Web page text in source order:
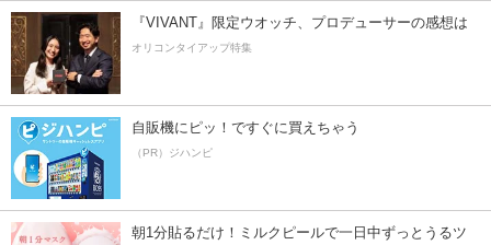
『VIVANT』限定ウオッチ、プロデューサーの感想は
オリコンタイアップ特集
自販機にピッ！ですぐに買えちゃう
（PR）ジハンピ
朝1分貼るだけ！ミルクピールで一日中ずっとうるツ